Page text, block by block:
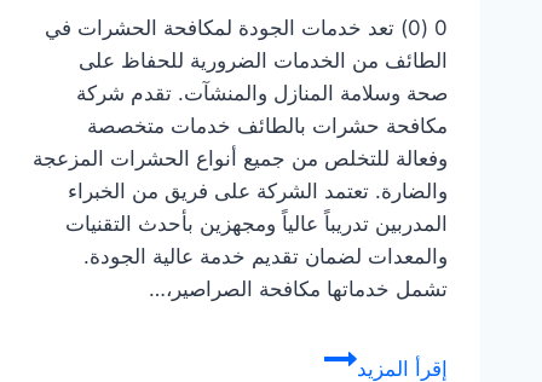
0 (0) تعد خدمات الجودة لمكافحة الحشرات في
الطائف من الخدمات الضرورية للحفاظ على
صحة وسلامة المنازل والمنشآت. تقدم شركة
مكافحة حشرات بالطائف خدمات متخصصة
وفعالة للتخلص من جميع أنواع الحشرات المزعجة
والضارة. تعتمد الشركة على فريق من الخبراء
المدربين تدريباً عالياً ومجهزين بأحدث التقنيات
والمعدات لضمان تقديم خدمة عالية الجودة.
تشمل خدماتها مكافحة الصراصير،…
إقرأ المزيدخدمات